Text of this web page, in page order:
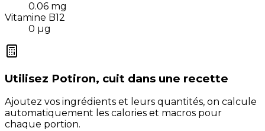
0.06 mg
Vitamine B12
0 µg
Utilisez Potiron, cuit dans une recette
Ajoutez vos ingrédients et leurs quantités, on calcule
automatiquement les calories et macros pour
chaque portion.